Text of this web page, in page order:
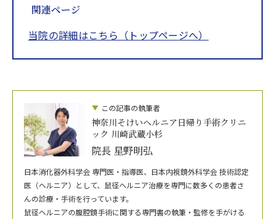
関連ページ
当院の詳細はこちら（トップページへ）
この記事の執筆者
神奈川そけいヘルニア日帰り手術クリニ
ック 川崎武蔵小杉
院長 星野明弘
日本消化器外科学会 専門医・指導医、日本内視鏡外科学会 技術認定
医（ヘルニア）として、鼠径ヘルニア治療を専門に数多くの患者さ
んの診療・手術を行っています。
鼠径ヘルニアの腹腔鏡手術に関する専門書の執筆・監修を手がける